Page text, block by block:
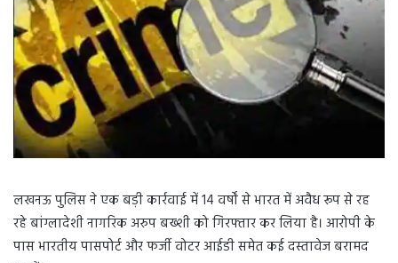
लखनऊ पुलिस ने एक बड़ी कार्रवाई में 14 वर्षों से भारत में अवैध रूप से रह
रहे बांग्लादेशी नागरिक अरुप बख्शी को गिरफ्तार कर लिया है। आरोपी के
पास भारतीय पासपोर्ट और फर्जी वोटर आईडी समेत कई दस्तावेज बरामद